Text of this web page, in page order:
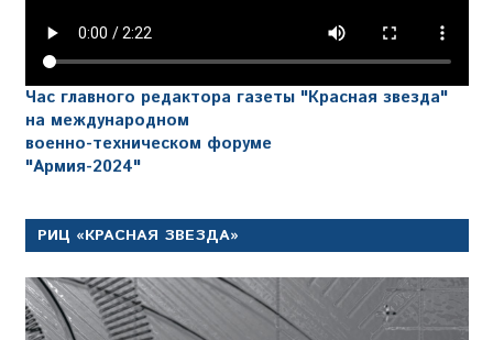
Час главного редактора газеты "Красная звезда"
на международном
военно-техническом форуме
"Армия-2024"
РИЦ «КРАСНАЯ ЗВЕЗДА»